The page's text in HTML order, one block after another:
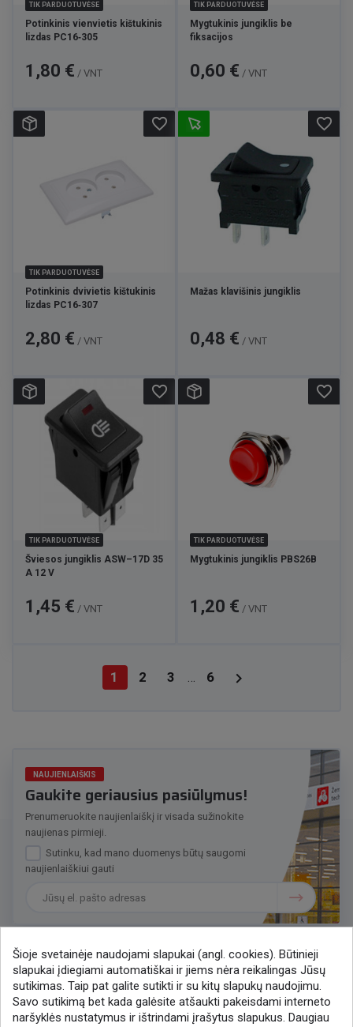
TIK PARDUOTUVĖSE
Potinkinis vienvietis kištukinis
lizdas PC16‑305
Kaina
1,80 € / VNT
TIK PARDUOTUVĖSE
Mygtukinis jungiklis be
fiksacijos
Kaina
0,60 € / VNT
TIK PARDUOTUVĖSE
Potinkinis dvivietis kištukinis
lizdas PC16‑307
Kaina
2,80 € / VNT
favorite_border
Mažas klavišinis jungiklis
Kaina
0,48 € / VNT
favorite_border
TIK PARDUOTUVĖSE
Šviesos jungiklis ASW–17D 35
A 12 V
Kaina
1,45 € / VNT
favorite_border
TIK PARDUOTUVĖSE
Mygtukinis jungiklis PBS26B
Kaina
1,20 € / VNT
favorite_border
1 2 3 … 6 
NAUJIENLAIŠKIS
Gaukite geriausius pasiūlymus!
Prenumeruokite naujienlaiškį ir visada sužinokite
naujienas pirmieji.
Sutinku, kad mano duomenys būtų saugomi
naujienlaiškiui gauti
Susisiekime
+370 37 405401
Šioje svetainėje naudojami slapukai (angl. cookies). Būtinieji
slapukai įdiegiami automatiškai ir jiems nėra reikalingas Jūsų
sutikimas. Taip pat galite sutikti ir su kitų slapukų naudojimu.
Savo sutikimą bet kada galėsite atšaukti pakeisdami interneto
naršyklės nustatymus ir ištrindami įrašytus slapukus. Daugiau